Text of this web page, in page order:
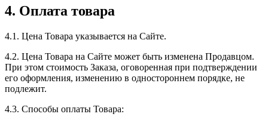
4. Оплата товара
4.1. Цена Товара указывается на Сайте.
4.2. Цена Товара на Сайте может быть изменена Продавцом.
При этом стоимость Заказа, оговоренная при подтверждении
его оформления, изменению в одностороннем порядке, не
подлежит.
4.3. Способы оплаты Товара: